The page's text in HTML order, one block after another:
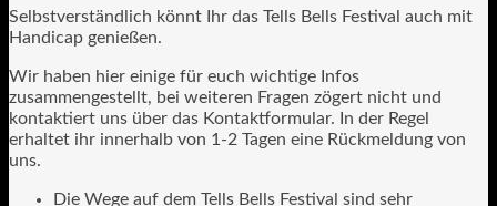
Selbstverständlich könnt Ihr das Tells Bells Festival auch mit
Handicap genießen.
Wir haben hier einige für euch wichtige Infos
zusammengestellt, bei weiteren Fragen zögert nicht und
kontaktiert uns über das Kontaktformular. In der Regel
erhaltet ihr innerhalb von 1-2 Tagen eine Rückmeldung von
uns.
Die Wege auf dem Tells Bells Festival sind sehr